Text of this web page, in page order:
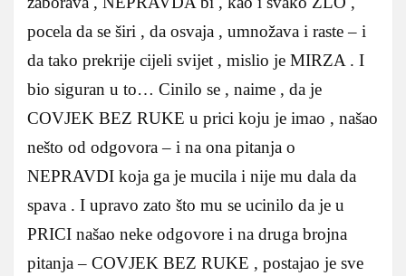
pocela da se širi , da osvaja , umnožava i raste – i
da tako prekrije cijeli svijet , mislio je MIRZA . I
bio siguran u to… Cinilo se , naime , da je
COVJEK BEZ RUKE u prici koju je imao , našao
nešto od odgovora – i na ona pitanja o
NEPRAVDI koja ga je mucila i nije mu dala da
spava . I upravo zato što mu se ucinilo da je u
PRICI našao neke odgovore i na druga brojna
pitanja – COVJEK BEZ RUKE , postajao je sve